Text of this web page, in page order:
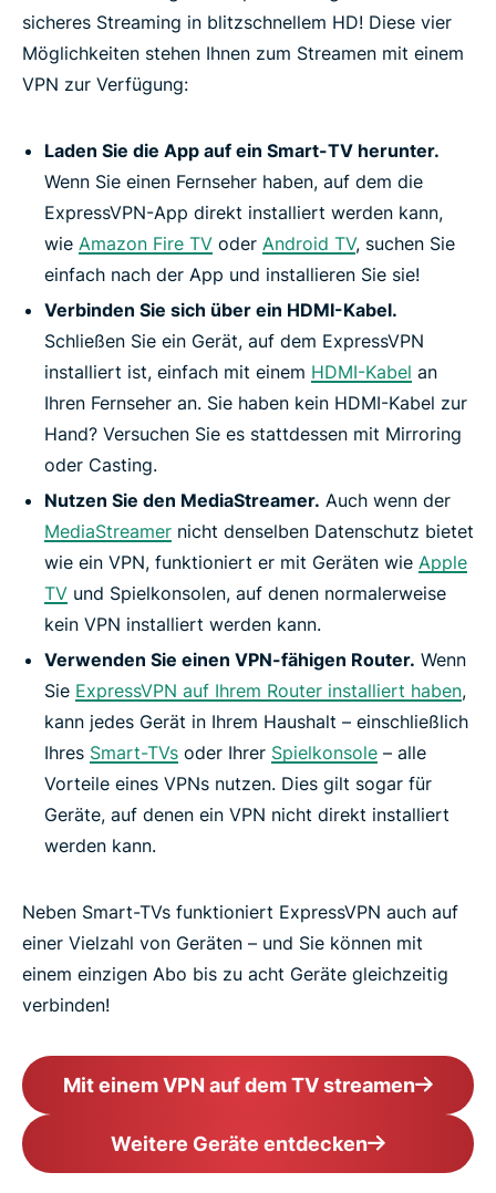
sicheres Streaming in blitzschnellem HD! Diese vier
Möglichkeiten stehen Ihnen zum Streamen mit einem
VPN zur Verfügung:
Laden Sie die App auf ein Smart-TV herunter.
Wenn Sie einen Fernseher haben, auf dem die
ExpressVPN-App direkt installiert werden kann,
wie Amazon Fire TV oder Android TV, suchen Sie
einfach nach der App und installieren Sie sie!
Verbinden Sie sich über ein HDMI-Kabel.
Schließen Sie ein Gerät, auf dem ExpressVPN
installiert ist, einfach mit einem HDMI-Kabel an
Ihren Fernseher an. Sie haben kein HDMI-Kabel zur
Hand? Versuchen Sie es stattdessen mit Mirroring
oder Casting.
Nutzen Sie den MediaStreamer. Auch wenn der
MediaStreamer nicht denselben Datenschutz bietet
wie ein VPN, funktioniert er mit Geräten wie Apple
TV und Spielkonsolen, auf denen normalerweise
kein VPN installiert werden kann.
Verwenden Sie einen VPN-fähigen Router. Wenn
Sie ExpressVPN auf Ihrem Router installiert haben,
kann jedes Gerät in Ihrem Haushalt – einschließlich
Ihres Smart-TVs oder Ihrer Spielkonsole – alle
Vorteile eines VPNs nutzen. Dies gilt sogar für
Geräte, auf denen ein VPN nicht direkt installiert
werden kann.
Neben Smart-TVs funktioniert ExpressVPN auch auf
einer Vielzahl von Geräten – und Sie können mit
einem einzigen Abo bis zu acht Geräte gleichzeitig
verbinden!
Mit einem VPN auf dem TV streamen
Weitere Geräte entdecken